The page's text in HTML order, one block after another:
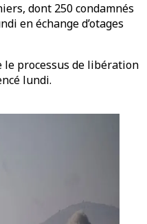
dont 250 condamnés
en échange d’otages
le processus de libération
lundi.